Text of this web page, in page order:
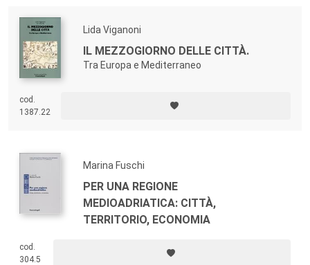
Lida Viganoni
IL MEZZOGIORNO DELLE CITTÀ.
Tra Europa e Mediterraneo
cod.
1387.22
Marina Fuschi
PER UNA REGIONE
MEDIOADRIATICA: CITTÀ,
TERRITORIO, ECONOMIA
cod.
304.5